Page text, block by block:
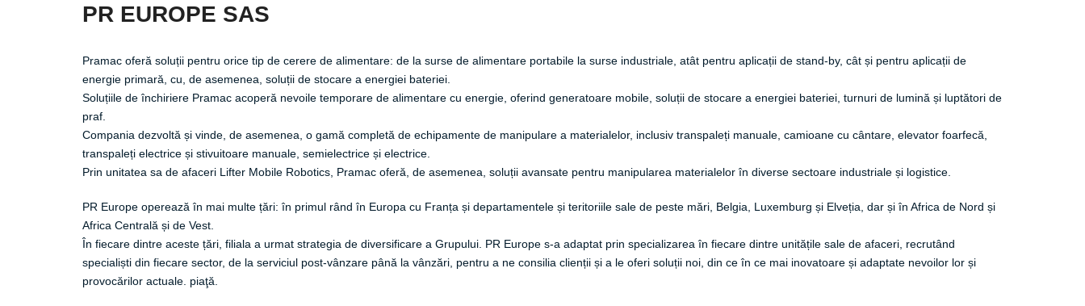
PR EUROPE SAS
Pramac oferă soluții pentru orice tip de cerere de alimentare: de la surse de alimentare portabile la surse industriale, atât pentru aplicații de stand-by, cât și pentru aplicații de
energie primară, cu, de asemenea, soluții de stocare a energiei bateriei.
Soluțiile de închiriere Pramac acoperă nevoile temporare de alimentare cu energie, oferind generatoare mobile, soluții de stocare a energiei bateriei, turnuri de lumină și luptători de
praf.
Compania dezvoltă și vinde, de asemenea, o gamă completă de echipamente de manipulare a materialelor, inclusiv transpaleți manuale, camioane cu cântare, elevator foarfecă,
transpaleți electrice și stivuitoare manuale, semielectrice și electrice.
Prin unitatea sa de afaceri Lifter Mobile Robotics, Pramac oferă, de asemenea, soluții avansate pentru manipularea materialelor în diverse sectoare industriale și logistice.
PR Europe operează în mai multe țări: în primul rând în Europa cu Franța și departamentele și teritoriile sale de peste mări, Belgia, Luxemburg și Elveția, dar și în Africa de Nord și
Africa Centrală și de Vest.
În fiecare dintre aceste țări, filiala a urmat strategia de diversificare a Grupului. PR Europe s-a adaptat prin specializarea în fiecare dintre unitățile sale de afaceri, recrutând
specialiști din fiecare sector, de la serviciul post-vânzare până la vânzări, pentru a ne consilia clienții și a le oferi soluții noi, din ce în ce mai inovatoare și adaptate nevoilor lor și
provocărilor actuale. piaţă.